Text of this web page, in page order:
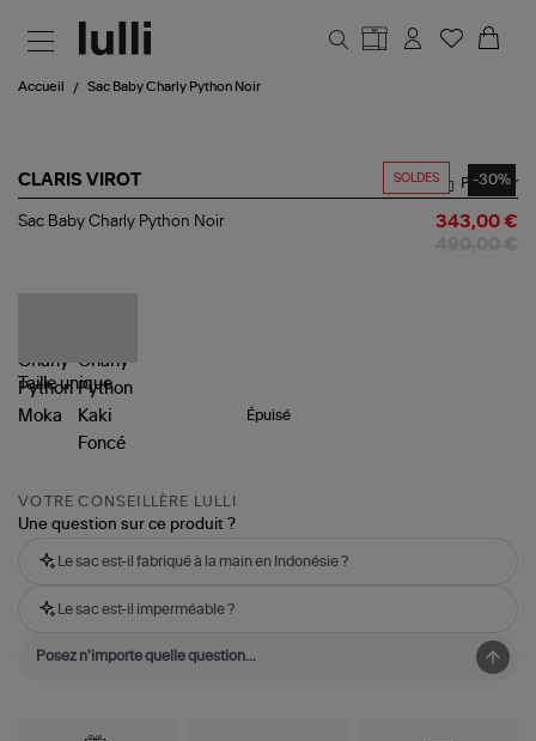
Accueil Sac Baby Charly Python Noir
SOLDES -30%
CLARIS VIROT
Sac
Partager
Sac Baby Charly Python Noir 343,00 €
Tailleunique
Épuisé
VOTRE CONSEILLÈRE LULLI
Une question sur ce produit ?
Le sac est-il fabriqué à la main en Indonésie ?
Le sac est-il imperméable ?